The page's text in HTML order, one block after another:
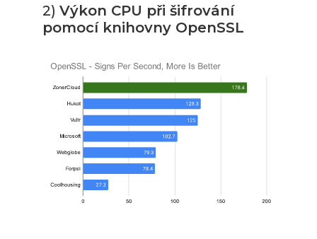
2) Výkon CPU při šifrování
pomocí knihovny OpenSSL